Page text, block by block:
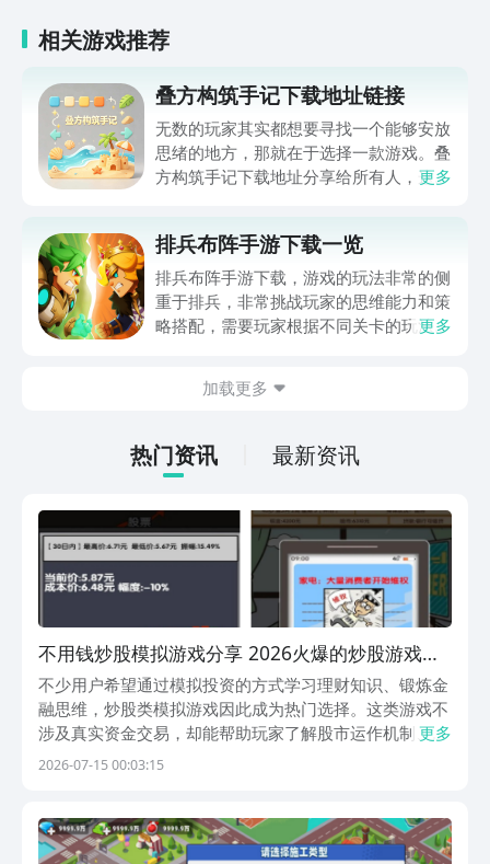
相关游戏推荐
叠方构筑手记下载地址链接
无数的玩家其实都想要寻找一个能够安放
思绪的地方，那就在于选择一款游戏。叠
方构筑手记下载地址分享给所有人，这一
情。如果大家想要下载这款游戏，其实方
法很简单，通过以下的链接即可先来看一
下游戏的主要乐趣吧。
更多
排兵布阵手游下载一览
排兵布阵手游下载，游戏的玩法非常的侧
重于排兵，非常挑战玩家的思维能力和策
略搭配，需要玩家根据不同关卡的玩法设
一种士兵都有自己独特的技能，及运用的
急切的想要连接，现在，就和小编一起来
阅览一下吧！
更多
加载更多
热门资讯 最新资讯
不用钱炒股模拟游戏分享 2026火爆的炒股游戏下
载合集
不少用户希望通过模拟投资的方式学习理财知识、锻炼金
融思维，炒股类模拟游戏因此成为热门选择。这类游戏不
涉及真实资金交易，却能帮助玩家了解股市运作机制、风
险控制逻辑及资产配置策略。那么，有哪些真正免费、可
更多
2026-07-15 00:03:15